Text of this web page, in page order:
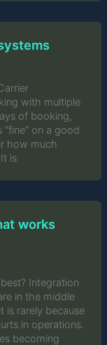
with multiple
of booking,
on a good
how much
is
works
Integration
in the middle
is rarely because
in operations.
becoming